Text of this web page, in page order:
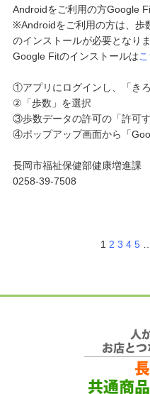
Androidをご利用の方Google
※Androidをご利用の方は、歩
のインストールが必要となりま
Google Fitのインストールは
①アプリにログインし、「き
②「歩数」を選択
③歩数データの許可の「許可
④ポップアップ画面から「
長岡市福祉保健部健康増進課
0258-39-7508
1 2 3 4 5